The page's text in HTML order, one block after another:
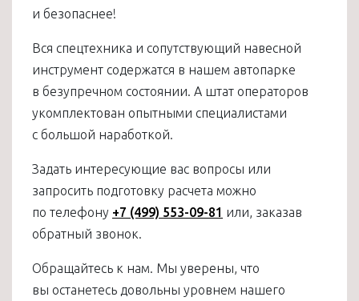
и безопаснее!
Вся спецтехника и сопутствующий навесной
инструмент содержатся в нашем автопарке
в безупречном состоянии. А штат операторов
укомплектован опытными специалистами
с большой наработкой.
Задать интересующие вас вопросы или
запросить подготовку расчета можно
по телефону +7 (499) 553-09-81 или, заказав
обратный звонок.
Обращайтесь к нам. Мы уверены, что
вы останетесь довольны уровнем нашего